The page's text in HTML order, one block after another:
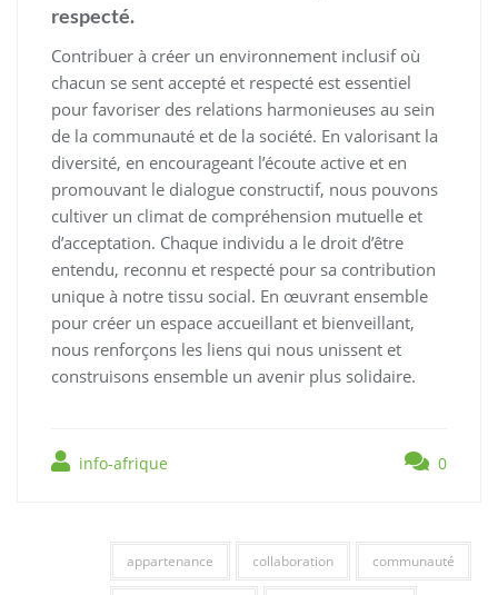
respecté.
Contribuer à créer un environnement inclusif où
chacun se sent accepté et respecté est essentiel
pour favoriser des relations harmonieuses au sein
de la communauté et de la société. En valorisant la
diversité, en encourageant l’écoute active et en
promouvant le dialogue constructif, nous pouvons
cultiver un climat de compréhension mutuelle et
d’acceptation. Chaque individu a le droit d’être
entendu, reconnu et respecté pour sa contribution
unique à notre tissu social. En œuvrant ensemble
pour créer un espace accueillant et bienveillant,
nous renforçons les liens qui nous unissent et
construisons ensemble un avenir plus solidaire.
info-afrique 0
appartenance collaboration communauté